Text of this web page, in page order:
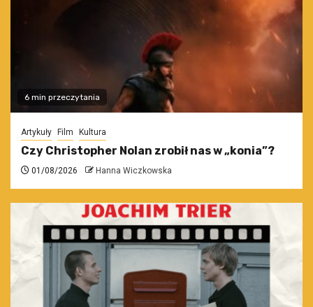
6 min przeczytania
Artykuły Film Kultura
Czy Christopher Nolan zrobił nas w „konia”?
01/08/2026 Hanna Wiczkowska